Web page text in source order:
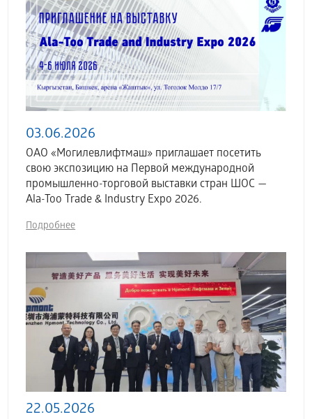
03.06.2026
ОАО «Могилевлифтмаш» приглашает посетить
свою экспозицию на Первой международной
промышленно-торговой выставки стран ШОС —
Ala-Too Trade & Industry Expo 2026.
Подробнее
22.05.2026